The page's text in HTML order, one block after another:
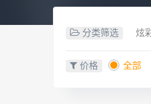
分类筛选 炫
价格 全部